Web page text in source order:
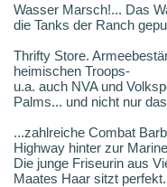
Wasser Marsch!... Das
die Tanks der Ranch
Thrifty Store.
heimischen Troops-
u.a. auch NVA und
Palms... und nicht nur
...zahlreiche Combat
Highway hinter zur
Die junge Friseurin aus
Maates Haar sitzt perfekt.